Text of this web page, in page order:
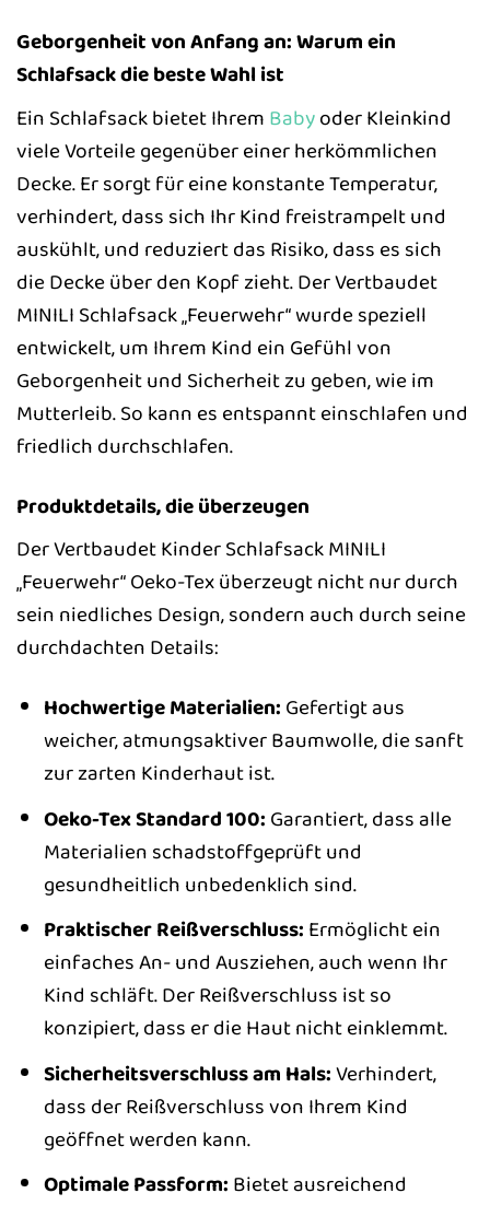
Geborgenheit von Anfang an: Warum ein
Schlafsack die beste Wahl ist
Ein Schlafsack bietet Ihrem Babyoder Kleinkind
viele Vorteile gegenüber einer herkömmlichen
Decke. Er sorgt für eine konstante Temperatur,
verhindert, dass sich Ihr Kind freistrampelt und
auskühlt, und reduziert das Risiko, dass es sich
die Decke über den Kopf zieht. Der Vertbaudet
MINILI Schlafsack „Feuerwehr“ wurde speziell
entwickelt, um Ihrem Kind ein Gefühl von
Geborgenheit und Sicherheit zu geben, wie im
Mutterleib. So kann es entspannt einschlafen und
friedlich durchschlafen.
Produktdetails, die überzeugen
Der Vertbaudet Kinder Schlafsack MINILI
„Feuerwehr“ Oeko-Tex überzeugt nicht nur durch
sein niedliches Design, sondern auch durch seine
durchdachten Details:
Hochwertige Materialien: Gefertigt aus
weicher, atmungsaktiver Baumwolle, die sanft
zur zarten Kinderhaut ist.
Oeko-Tex Standard 100: Garantiert, dass alle
Materialien schadstoffgeprüft und
gesundheitlich unbedenklich sind.
Praktischer Reißverschluss: Ermöglicht ein
einfaches An- und Ausziehen, auch wenn Ihr
Kind schläft. Der Reißverschluss ist so
konzipiert, dass er die Haut nicht einklemmt.
Sicherheitsverschluss am Hals:Verhindert,
dass der Reißverschluss von Ihrem Kind
geöffnet werden kann.
Optimale Passform: Bietet ausreichend